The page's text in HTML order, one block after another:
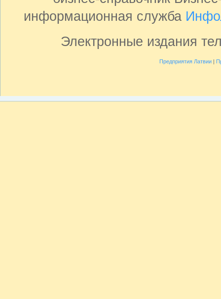
информационная служба
Электронные издания
Предприятия Латвии|